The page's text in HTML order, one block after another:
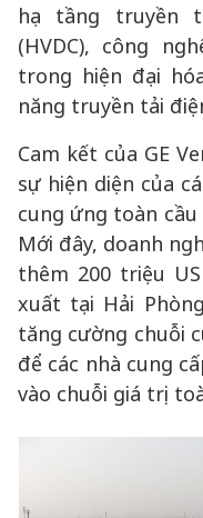
hạ tầng truyền
(HVDC), công
trong hiện đại
năng truyền tải
Cam kết của GE
sự hiện diện của
cung ứng toàn cầu
Mới đây, doanh
thêm 200 triệu
xuất tại Hải
tăng cường chuỗi
để các nhà cung
vào chuỗi giá trị